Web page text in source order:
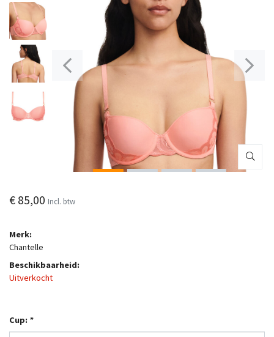
€ 85,00 Incl. btw
Merk:
Chantelle
Beschikbaarheid:
Uitverkocht
Cup: *